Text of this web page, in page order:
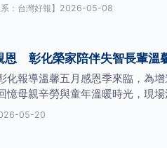
：台灣好報】 2026-05-08
恩 彰化榮家陪伴失智長輩溫
化報導溫馨五月感恩季來臨，為
憶母親辛勞與童年溫暖時光，現
人員帶領
05-20